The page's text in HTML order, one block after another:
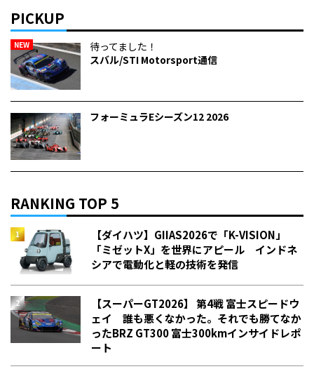
PICKUP
NEW
待ってました！
スバル/STI Motorsport通信
フォーミュラEシーズン12 2026
RANKING TOP 5
【ダイハツ】GIIAS2026で「K-VISION」
「ミゼットX」を世界にアピール インドネ
シアで電動化と軽の技術を発信
【スーパーGT2026】 第4戦 富士スピードウ
ェイ 誰も悪くなかった。それでも勝てなか
った――BRZ GT300 富士300kmインサイドレポ
ート